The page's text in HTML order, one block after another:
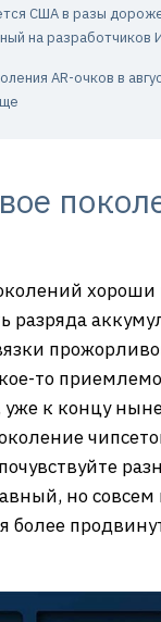
США в разы
на разработчиков
AR-очков в
хороши
разряда
то
к концу
но
более